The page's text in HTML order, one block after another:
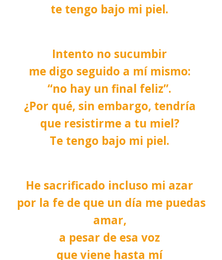
te tengo bajo mi piel.
Intento no sucumbir
me digo seguido a mí mismo:
“no hay un final feliz”.
¿Por qué, sin embargo, tendría
que resistirme a tu miel?
Te tengo bajo mi piel.
He sacrificado incluso mi azar
por la fe de que un día me puedas
amar,
a pesar de esa voz
que viene hasta mí